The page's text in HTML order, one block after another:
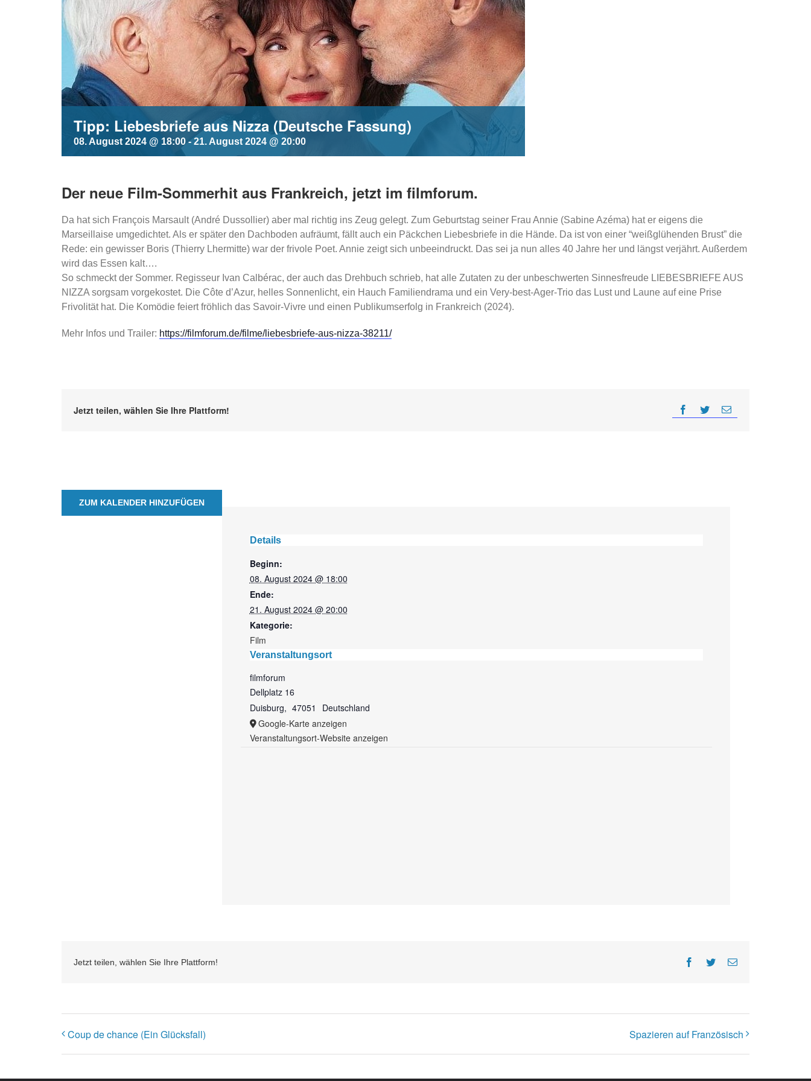
Tipp: Liebesbriefe aus Nizza (Deutsche Fassung)
08. August 2024 @ 18:00-21. August 2024 @ 20:00
Der neue Film-Sommerhit aus Frankreich, jetzt im filmforum.
Da hat sich François Marsault (André Dussollier) aber mal richtig ins Zeug gelegt. Zum Geburtstag seiner Frau Annie (Sabine Azéma) hat er eigens die
Marseillaise umgedichtet. Als er später den Dachboden aufräumt, fällt auch ein Päckchen Liebesbriefe in die Hände. Da ist von einer “weißglühenden Brust” die
Rede: ein gewisser Boris (Thierry Lhermitte) war der frivole Poet. Annie zeigt sich unbeeindruckt. Das sei ja nun alles 40 Jahre her und längst verjährt. Außerdem
wird das Essen kalt….
So schmeckt der Sommer. Regisseur Ivan Calbérac, der auch das Drehbuch schrieb, hat alle Zutaten zu der unbeschwerten Sinnesfreude LIEBESBRIEFE AUS
NIZZA sorgsam vorgekostet. Die Côte d’Azur, helles Sonnenlicht, ein Hauch Familiendrama und ein Very-best-Ager-Trio das Lust und Laune auf eine Prise
Frivolität hat. Die Komödie feiert fröhlich das Savoir-Vivre und einen Publikumserfolg in Frankreich (2024).
Mehr Infos und Trailer: https://filmforum.de/filme/liebesbriefe-aus-nizza-38211/
Jetzt teilen, wählen Sie Ihre Plattform!
ZUM KALENDER HINZUFÜGEN
Details
Beginn:
08. August 2024 @ 18:00
Ende:
21. August 2024 @ 20:00
Kategorie:
Film
Veranstaltungsort
filmforum
Dellplatz 16
Duisburg, 47051
Deutschland
Google-Karte anzeigen
Veranstaltungsort-Website anzeigen
Jetzt teilen, wählen Sie Ihre Plattform! Facebook
TwitterE-
Coup de chance (Ein Glücksfall) Spazieren auf Französisch